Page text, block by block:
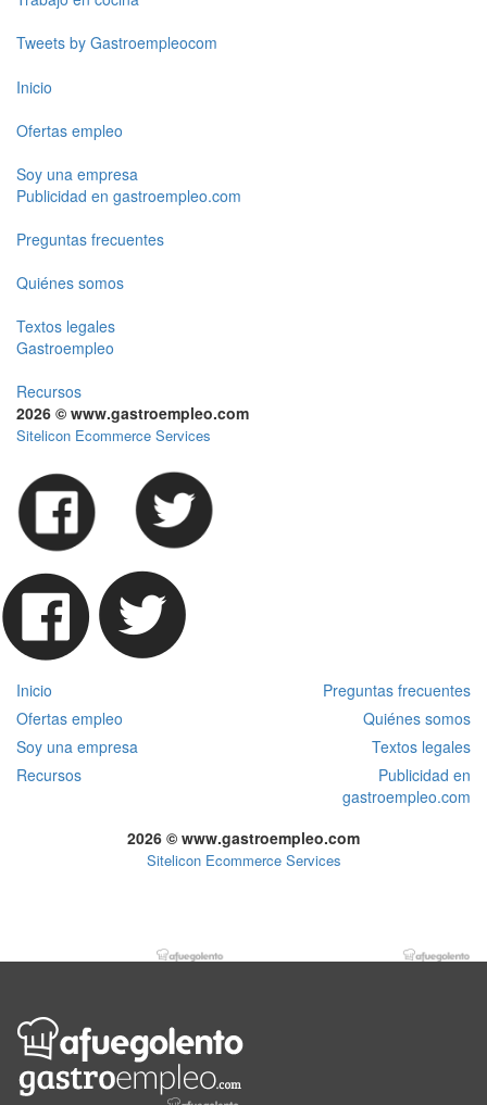
Tweets by Gastroempleocom
Inicio
Ofertas empleo
Soy una empresa
Publicidad en gastroempleo.com
Preguntas frecuentes
Quiénes somos
Textos legales
Gastroempleo
Recursos
2026 © www.gastroempleo.com
Sitelicon Ecommerce Services
Inicio
Preguntas frecuentes
Ofertas empleo
Quiénes somos
Soy una empresa
Textos legales
Recursos
Publicidad en
gastroempleo.com
2026 © www.gastroempleo.com
Sitelicon Ecommerce Services